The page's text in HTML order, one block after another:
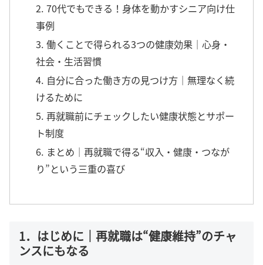
2. 70代でもできる！身体を動かすシニア向け仕
事例
3. 働くことで得られる3つの健康効果｜心身・
社会・生活習慣
4. 自分に合った働き方の見つけ方｜無理なく続
けるために
5. 再就職前にチェックしたい健康状態とサポー
ト制度
6. まとめ｜再就職で得る“収入・健康・つなが
り”という三重の喜び
1．はじめに｜再就職は“健康維持”のチャ
ンスにもなる